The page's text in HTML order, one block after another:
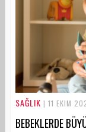
SAĞLIK | 11 EKIM
BEBEKLERDE